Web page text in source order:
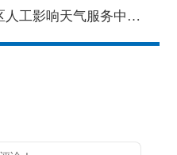
2025年面向区内公开选调事业单位工作人员公告